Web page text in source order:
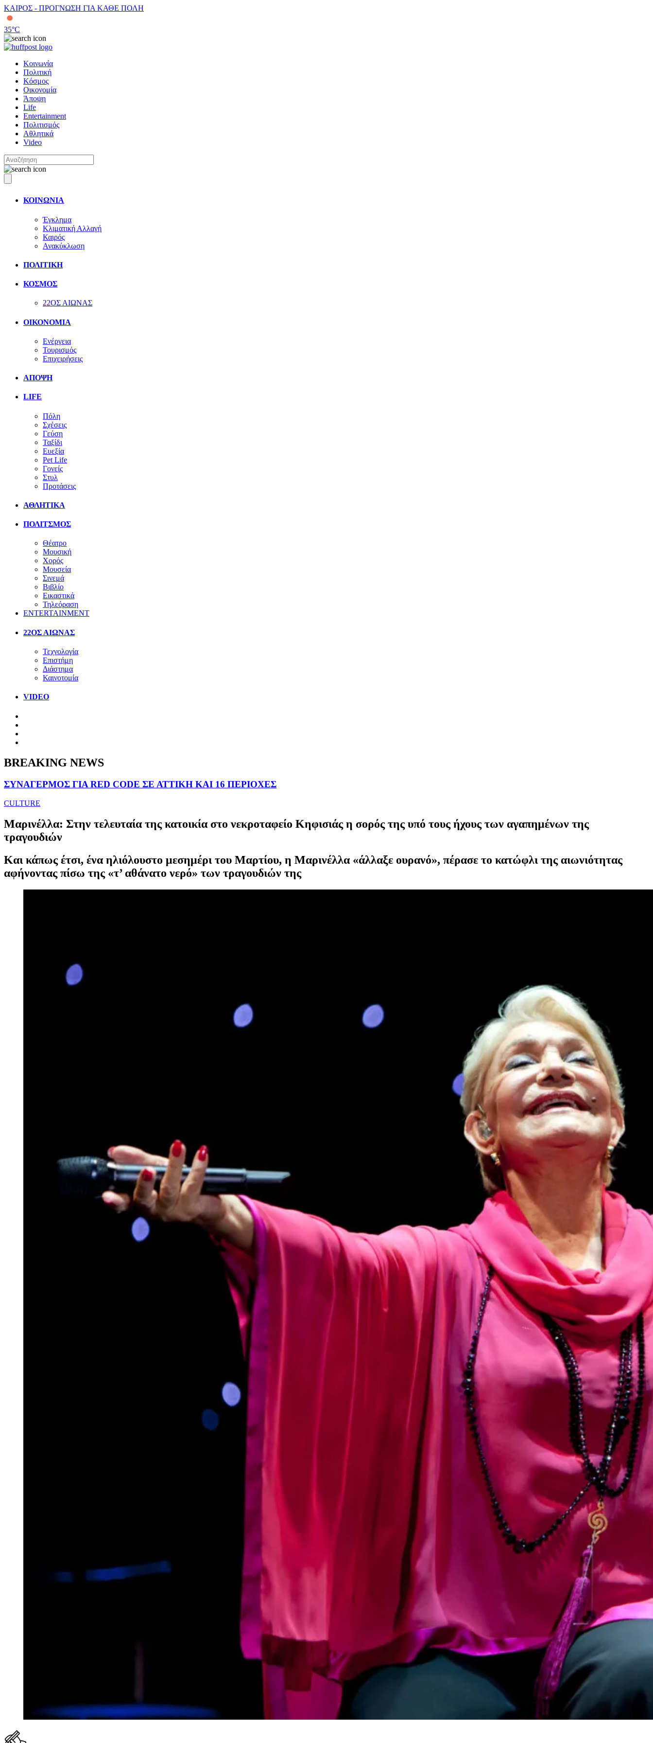
ΚΑΙΡΟΣ - ΠΡΟΓΝΩΣΗ ΓΙΑ ΚΑΘΕ ΠΟΛΗ
35°C
Κοινωνία
Πολιτική
Κόσμος
Οικονομία
Άποψη
Life
Entertainment
Πολιτισμός
Αθλητικά
Video
ΚΟΙΝΩΝΙΑ
Έγκλημα
Κλιματική Αλλαγή
Καιρός
Ανακύκλωση
ΠΟΛΙΤΙΚΗ
ΚΟΣΜΟΣ
22ΟΣ ΑΙΩΝΑΣ
ΟΙΚΟΝΟΜΙΑ
Ενέργεια
Τουρισμός
Επιχειρήσεις
ΑΠΟΨΗ
LIFE
Πόλη
Σχέσεις
Γεύση
Ταξίδι
Ευεξία
Pet Life
Γονείς
Στυλ
Προτάσεις
ΑΘΛΗΤΙΚΑ
ΠΟΛΙΤΣΜΟΣ
Θέατρο
Μουσική
Χορός
Μουσεία
Σινεμά
Βιβλίο
Εικαστικά
Τηλεόραση
ENTERTAINMENT
22ΟΣ ΑΙΩΝΑΣ
Τεχνολογία
Επιστήμη
Διάστημα
Καινοτομία
VIDEO
BREAKING NEWS
ΣΥΝΑΓΕΡΜΟΣ ΓΙΑ RED CODE ΣΕ ΑΤΤΙΚΗ ΚΑΙ 16 ΠΕΡΙΟΧΕΣ
CULTURE
Μαρινέλλα: Στην τελευταία της κατοικία στο νεκροταφείο Κηφισιάς η σορός της υπό τους ήχους των αγαπημένων της
τραγουδιών
Και κάπως έτσι, ένα ηλιόλουστο μεσημέρι του Μαρτίου, η Μαρινέλλα «άλλαξε ουρανό», πέρασε το κατώφλι της αιωνιότητας
αφήνοντας πίσω της «τ’ αθάνατο νερό» των τραγουδιών της